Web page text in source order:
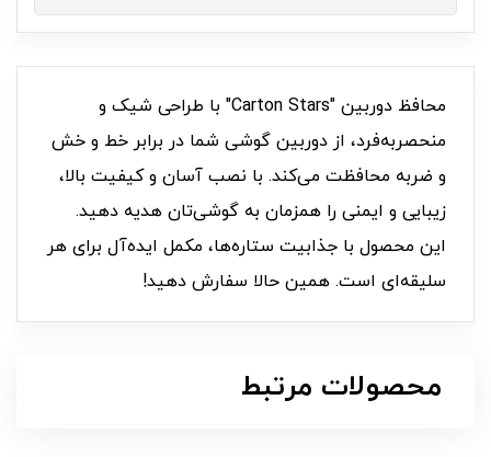
محافظ دوربین "Carton Stars" با طراحی شیک و
منحصربه‌فرد، از دوربین گوشی شما در برابر خط و خش
و ضربه محافظت می‌کند. با نصب آسان و کیفیت بالا،
زیبایی و ایمنی را همزمان به گوشی‌تان هدیه دهید.
این محصول با جذابیت ستاره‌ها، مکمل ایده‌آل برای هر
سلیقه‌ای است. همین حالا سفارش دهید!
محصولات مرتبط